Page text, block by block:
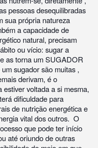
pessoas desequilibradas
sua própria natureza
a capacidade de
natural, precisam
ou vício: sugar a
as torna um SUGADOR
sugador são muitas ,
derivam, é o
voltada a si mesma,
dificuldade para
de nutrição energética e
vital dos outros. O
que pode ter início
até oriundo de outras